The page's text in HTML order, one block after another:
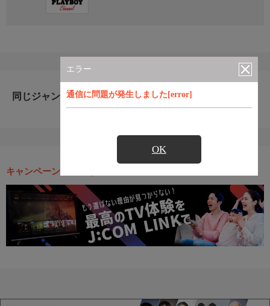
エラー
通信に問題が発生しました[error]
OK
同じジャンルのおすすめ番組
キャンペーン・お得な情報